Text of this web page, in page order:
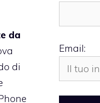
da
di
Email: